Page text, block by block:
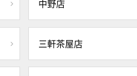
中野店
三軒茶屋店